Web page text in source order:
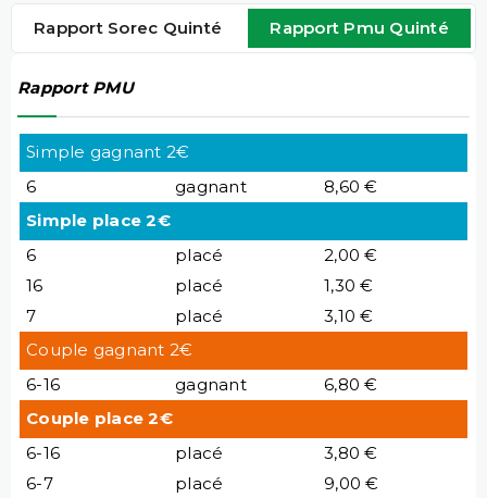
Rapport Sorec Quinté Rapport Pmu Quinté
Rapport PMU
Simple gagnant 2€
6
gagnant
8,60 €
Simple place 2€
6
placé
2,00 €
16
placé
1,30 €
7
placé
3,10 €
Couple gagnant 2€
6-16
gagnant
6,80 €
Couple place 2€
6-16
placé
3,80 €
6-7
placé 9,00 €